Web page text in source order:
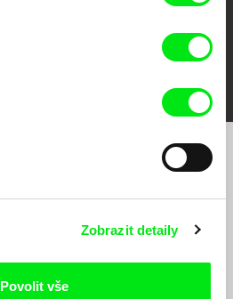
Zobrazit detaily
Povolit vše
informováni o našem